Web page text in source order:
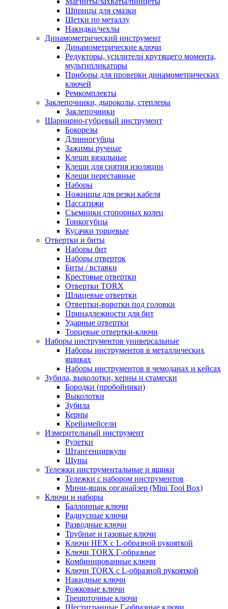
Шприцы для смазки
Щетки по металлу
Накидки/чехлы
Динамометрический инструмент
Динамометрические ключи
Редукторы, усилители крутящего момента,
мультипликаторы
Приборы для проверки динамометрических
ключей
Ремкомплекты
Заклепочники, дыроколы, степлеры
Заклепочники
Шарнирно-губцевый инструмент
Бокорезы
Длинногубцы
Зажимы ручные
Клещи вязальные
Клещи для снятия изоляции
Клещи переставные
Наборы
Ножницы для резки кабеля
Пассатижи
Съемники стопорных колец
Тонкогубцы
Кусачки торцевые
Отвертки и биты
Наборы бит
Наборы отверток
Биты / вставки
Крестовые отвертки
Отвертки TORX
Шлицевые отвертки
Отвертки-воротки под головки
Принадлежности для бит
Ударные отвертки
Торцевые отвертки-ключи
Наборы инструментов универсальные
Наборы инструментов в металлических
ящиках
Наборы инструментов в чемоданах и кейсах
Зубила, выколотки, керны и стамески
Бородки (пробойники)
Выколотки
Зубила
Керны
Крейцмейсели
Измерительный инструмент
Рулетки
Штангенциркули
Щупы
Тележки инструментальные и ящики
Тележки с набором инструментов
Мини-ящик органайзер (Mini Tool Box)
Ключи и наборы
Баллонные ключи
Радиусные ключи
Разводные ключи
Трубные и газовые ключи
Ключи HEX с L-образной рукояткой
Ключи TORX Г-образные
Комбинированные ключи
Ключи TORX с L-образной рукояткой
Накидные ключи
Рожковые ключи
Трещоточные ключи
Шестигранные Г-образные ключи